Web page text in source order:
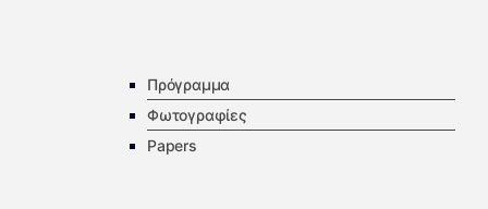
Πρόγραμμα
Φωτογραφίες
Papers